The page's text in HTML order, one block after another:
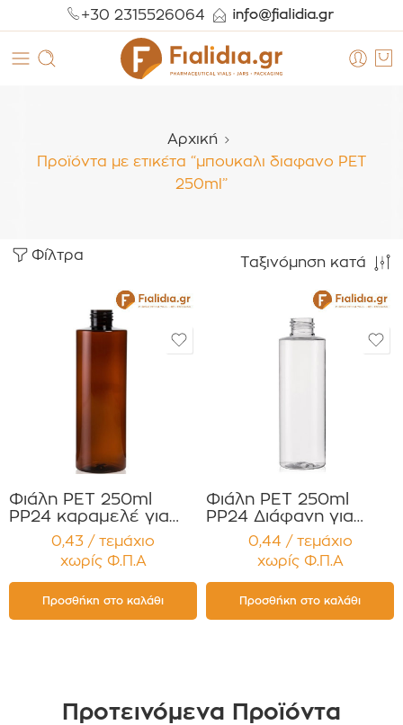
+30 2315526064
Αρχική
Προϊόντα με ετικέτα “μπουκαλι διαφανο PET
250ml”
Φίλτρα Ταξινόμηση κατά
Φιάλη PET 250ml
PP24 καραμελέ για
Κρέμες Έλαια
Σαμπουάν
Αφρόλουτρα
Αντηλιακά Συσκευασία
12 τεμαχίων
0,43 / τεμάχιο
χωρίς Φ.Π.Α
Προσθήκη στο καλάθι
Φιάλη PET 250ml
PP24 Διάφανη για
Κρέμες , Έλαια,
Σαμπουάν ,
Αφρόλουτρα,
Αντηλιακά Συσκευασία
12 τεμαχίων
0,44 / τεμάχιο
χωρίς Φ.Π.Α
Προσθήκη στο καλάθι
Προτεινόμενα Προϊόντα